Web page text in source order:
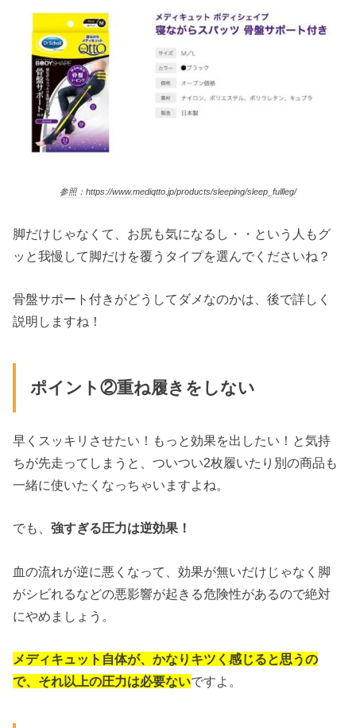
参照：https://www.mediqtto.jp/products/sleeping/sleep_fullleg/
脚だけじゃなくて、お尻も気になるし・・という人もグ
ッと我慢して脚だけを覆うタイプを選んでくださいね？
骨盤サポート付きがどうしてダメなのかは、後で詳しく
説明しますね！
ポイント②重ね履きをしない
早くスッキリさせたい！もっと効果を出したい！と気持
ちが先走ってしまうと、ついつい2枚履いたり別の商品も
一緒に使いたくなっちゃいますよね。
でも、強すぎる圧力は逆効果！
血の流れが逆に悪くなって、効果が無いだけじゃなく脚
がシビれるなどの悪影響が起きる危険性があるので絶対
にやめましょう。
メディキュット自体が、かなりキツく感じると思うの
で、それ以上の圧力は必要ないですよ。